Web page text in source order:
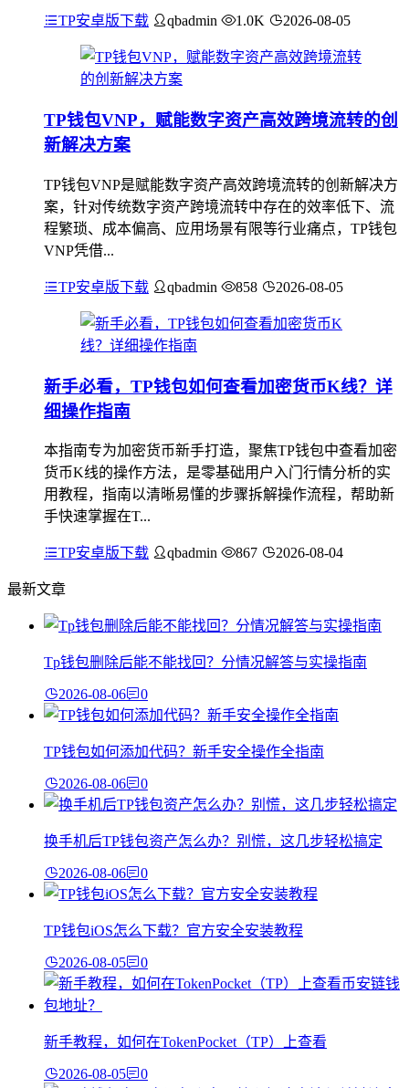
TP安卓版下载 qbadmin 1.0K 2026-08-05
TP钱包VNP，赋能数字资产高效跨境流转的创
新解决方案
TP钱包VNP是赋能数字资产高效跨境流转的创新解决方
案，针对传统数字资产跨境流转中存在的效率低下、流
程繁琐、成本偏高、应用场景有限等行业痛点，TP钱包
VNP凭借...
TP安卓版下载 qbadmin 858 2026-08-05
新手必看，TP钱包如何查看加密货币K线？详
细操作指南
本指南专为加密货币新手打造，聚焦TP钱包中查看加密
货币K线的操作方法，是零基础用户入门行情分析的实
用教程，指南以清晰易懂的步骤拆解操作流程，帮助新
手快速掌握在T...
TP安卓版下载 qbadmin 867 2026-08-04
最新文章
Tp钱包删除后能不能找回？分情况解答与实操指南
2026-08-06 0
TP钱包如何添加代码？新手安全操作全指南
2026-08-06 0
换手机后TP钱包资产怎么办？别慌，这几步轻松搞定
2026-08-06 0
TP钱包iOS怎么下载？官方安全安装教程
2026-08-05 0
新手教程，如何在TokenPocket（TP）上查看
2026-08-05 0